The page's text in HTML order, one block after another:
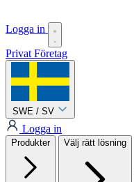
Logga in
Privat Företag
SWE / SV
Logga in
Produkter Välj rätt lösning